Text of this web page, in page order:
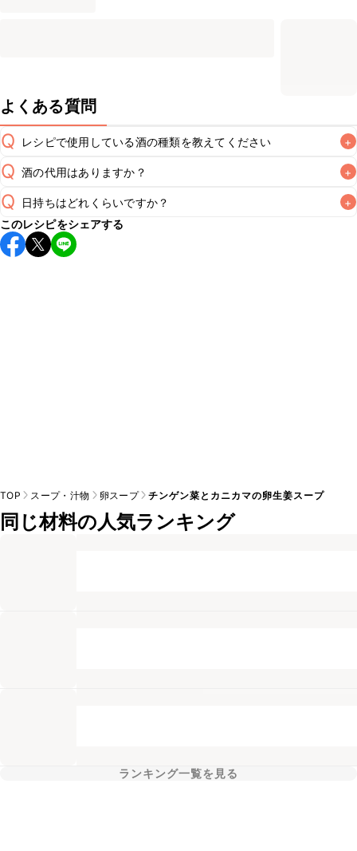
よくある質問
Q レシピで使用している酒の種類を教えてください +
A
Q 酒の代用はありますか？ +
A
Q 日持ちはどれくらいですか？ +
保存期間は冷蔵で翌日中が目安です。なるべくお早めにお召
し上がりください。
このレシピをシェアする
TOP スープ・汁物 卵スープ チンゲン菜とカニカマの卵生姜スープ
同じ材料の人気ランキング
ランキング一覧を見る